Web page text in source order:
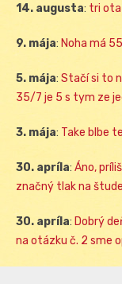
14. augusta: tri
9. mája: Noha má
5. mája: Stačí si to
35/7 je 5 s tym ze
3. mája: Take blbe
30. apríla: Áno,
značný tlak na
30. apríla: Dobrý
na otázku č. 2 sme